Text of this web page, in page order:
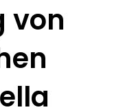
von